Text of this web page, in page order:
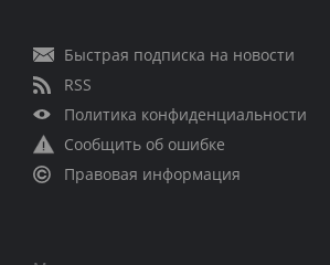
Быстрая подписка на новости
RSS
Политика конфиденциальности
Сообщить об ошибке
Правовая информация